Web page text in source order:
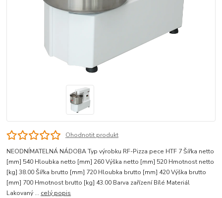
Ohodnotit produkt
NEODNÍMATELNÁ NÁDOBA Typ výrobku RF-Pizza pece HTF 7 Šířka netto
[mm] 540 Hloubka netto [mm] 260 Výška netto [mm] 520 Hmotnost netto
[kg] 38.00 Šířka brutto [mm] 720 Hloubka brutto [mm] 420 Výška brutto
[mm] 700 Hmotnost brutto [kg] 43.00 Barva zařízení Bílé Materiál
Lakovaný ... celý popis